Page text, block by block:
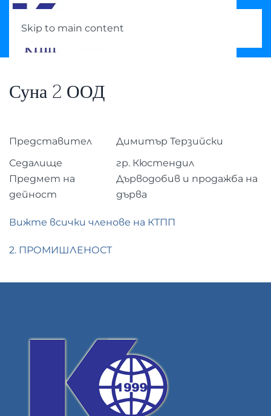
Skip to main content
Суна 2 ООД
Представител
Димитър Терзийски
Седалище
гр. Кюстендил
Предмет на
дейност
Дърводобив и продажба на
дърва
Вижте всички членове на КТПП
2. ПРОМИШЛЕНОСТ